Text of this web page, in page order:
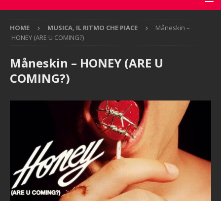
HOME MUSICA, IL RITMO CHE PIACE
Måneskin –
HONEY (ARE U COMING?)
Måneskin – HONEY (ARE U
COMING?)